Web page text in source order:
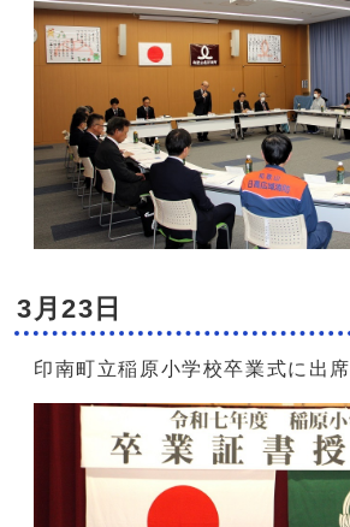
3月23日
印南町立稲原小学校卒業式に出席